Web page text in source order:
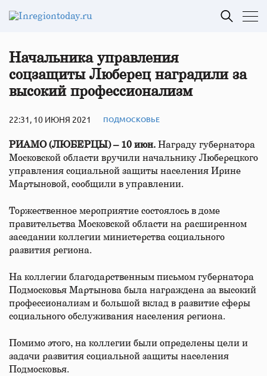
Начальника управления
соцзащиты Люберец наградили за
высокий профессионализм
22:31, 10 ИЮНЯ 2021 ПОДМОСКОВЬЕ
РИАМО (ЛЮБЕРЦЫ) – 10 июн. Награду губернатора
Московской области вручили начальнику Люберецкого
управления социальной защиты населения Ирине
Мартыновой, сообщили в управлении.
Торжественное мероприятие состоялось в доме
правительства Московской области на расширенном
заседании коллегии министерства социального
развития региона.
На коллегии благодарственным письмом губернатора
Подмосковья Мартынова была награждена за высокий
профессионализм и большой вклад в развитие сферы
социального обслуживания населения региона.
Помимо этого, на коллегии были определены цели и
задачи развития социальной защиты населения
Подмосковья.